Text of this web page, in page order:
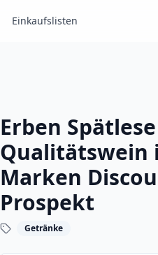
Einkaufslisten
Erben
Qualitätswein
Marken
Prospekt
Getränke